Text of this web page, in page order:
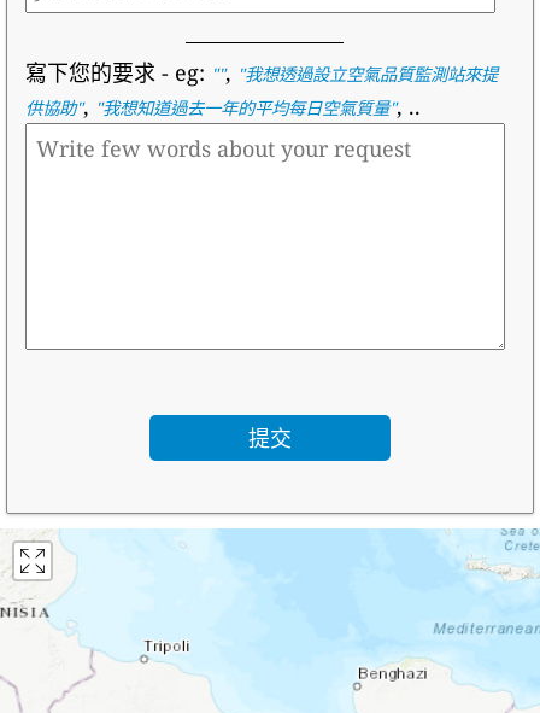
寫下您的要求- eg: "", "我想透過設立空氣品質監測站來提
供協助", "我想知道過去一年的平均每日空氣質量", ..